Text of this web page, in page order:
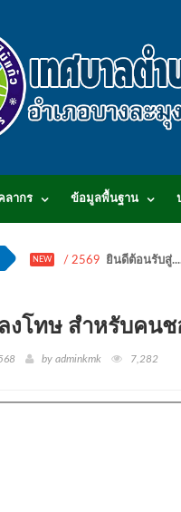
ลากร ข้อมูลพื้นฐาน
NEW / 2569 ยินดีต้อนรับสู่
งโทษ สำหรับคนช
by adminkmk 7,282